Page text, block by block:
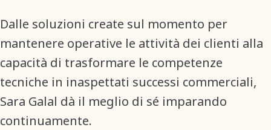
Dalle soluzioni create sul momento per
mantenere operative le attività dei clienti alla
capacità di trasformare le competenze
tecniche in inaspettati successi commerciali,
Sara Galal dà il meglio di sé imparando
continuamente.